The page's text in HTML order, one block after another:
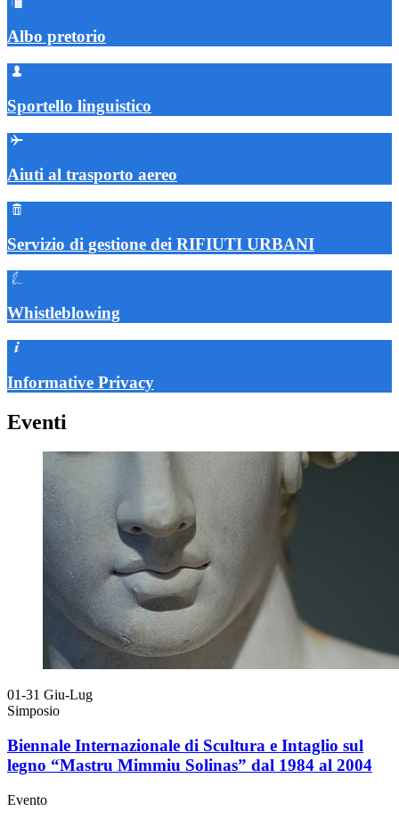
Albo pretorio
Sportello linguistico
Aiuti al trasporto aereo
Servizio di gestione dei RIFIUTI URBANI
Whistleblowing
Informative Privacy
Eventi
01-31 Giu-Lug
Simposio
Biennale Internazionale di Scultura e Intaglio sul
legno “Mastru Mimmiu Solinas” dal 1984 al 2004
Evento